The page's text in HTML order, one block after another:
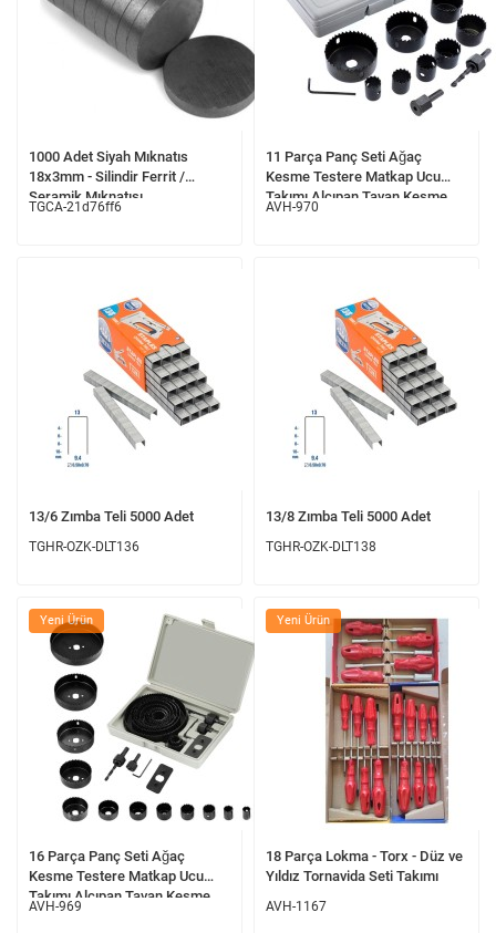
1000 Adet Siyah Mıknatıs
18x3mm - Silindir Ferrit /
Seramik Mıknatısı
TGCA-21d76ff6
11 Parça Panç Seti Ağaç
Kesme Testere Matkap Ucu
Takımı Alçıpan Tavan Kesme
AVH-970
13/6 Zımba Teli 5000 Adet
TGHR-OZK-DLT136
13/8 Zımba Teli 5000 Adet
TGHR-OZK-DLT138
Yeni Ürün
16 Parça Panç Seti Ağaç
Kesme Testere Matkap Ucu
Takımı Alçıpan Tavan Kesme
AVH-969
Yeni Ürün
18 Parça Lokma - Torx - Düz ve
Yıldız Tornavida Seti Takımı
AVH-1167